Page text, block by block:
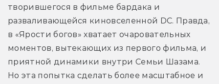
творившегося в фильме бардака и
разваливающейся киновселенной DC. Правда,
в «Ярости богов» хватает очаровательных
моментов, вытекающих из первого фильма, и
приятной динамики внутри Семьи Шазама.
Но эта попытка сделать более масштабное и